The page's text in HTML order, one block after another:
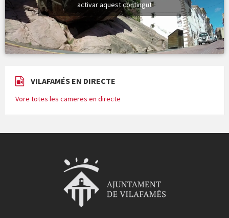
activar aquest contingut
VILAFAMÉS EN DIRECTE
Vore totes les cameres en directe